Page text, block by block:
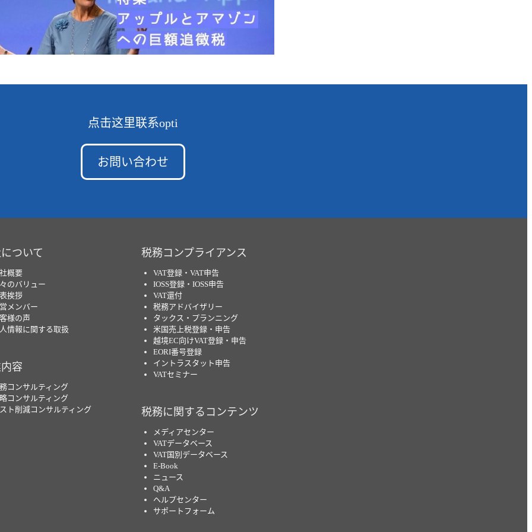
点击这里联系opti
お問い合わせ
ついて
概要
のバリュー
挨拶
メンバー
様の声
情報に関する取扱
容
コンサルティング
コンサルティング
ト削減コンサルティング
税務コンプライアンス
VAT登録・VAT申告
IOSS登録・IOSS申告
VAT還付
税務アドバイザリー
タックス・プランニング
米国売上税登録・申告
越境EC向けVAT登録・申告
EORI番号登録
イントラスタット申告
VATセミナー
税務に関するコンテンツ
メディアセンター
VATデータベース
VAT国別データベース
E-Book
ニュース
Q&A
ヘルプセンター
サポートフォーム